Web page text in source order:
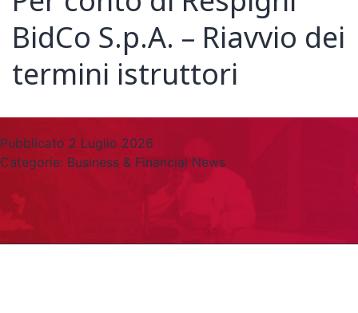
BidCo S.p.A. – Riavvio dei
termini istruttori
Pubblicato 2 Luglio 2026
Categorie: Business & Financial News